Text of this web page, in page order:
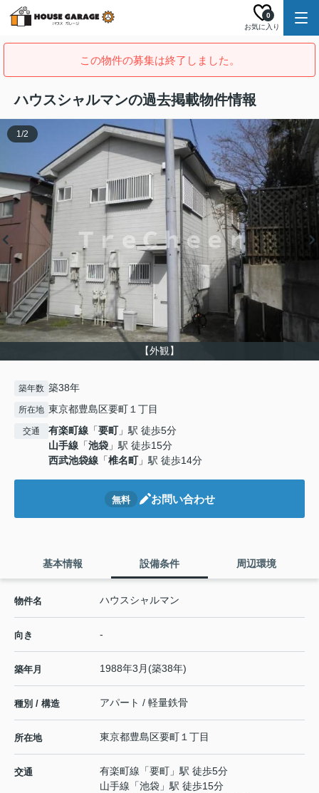
お気に入り
0
この物件の募集は終了しました。
ハウスシャルマンの過去掲載物件情報
【外観】
1/2
築年数 築38年
所在地 東京都豊島区要町１丁目
交通 有楽町線 「要町」駅 徒歩5分
山手線 「池袋 」駅 徒歩15分
西武池袋線 「椎名町」駅 徒歩14分
無料 お問い合わせ
基本情報 設備条件 周辺環境
物件名 ハウスシャルマン
向き -
築年月 1988年3月(築38年)
種別 / 構造 アパート / 軽量鉄骨
所在地 東京都豊島区要町１丁目
交通 有楽町線 「要町 」駅 徒歩5分
山手線 「池袋 」駅 徒歩15分